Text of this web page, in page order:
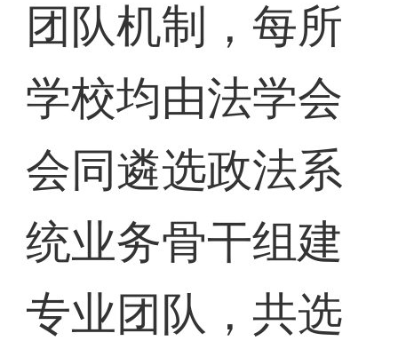
团队机制，每所
学校均由法学会
会同遴选政法系
统业务骨干组建
专业团队，共选